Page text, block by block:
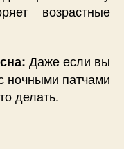
возрастные
Даже если вы
ночными патчами
делать.